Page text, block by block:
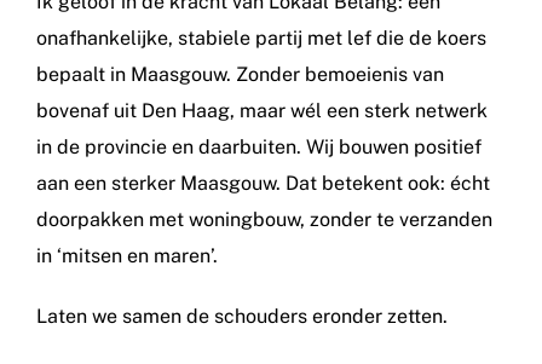
onafhankelijke, stabiele partij met lef die de koers
bepaalt in Maasgouw. Zonder bemoeienis van
bovenaf uit Den Haag, maar wél een sterk netwerk
in de provincie en daarbuiten. Wij bouwen positief
aan een sterker Maasgouw. Dat betekent ook: écht
doorpakken met woningbouw, zonder te verzanden
in ‘mitsen en maren’.
Laten we samen de schouders eronder zetten.